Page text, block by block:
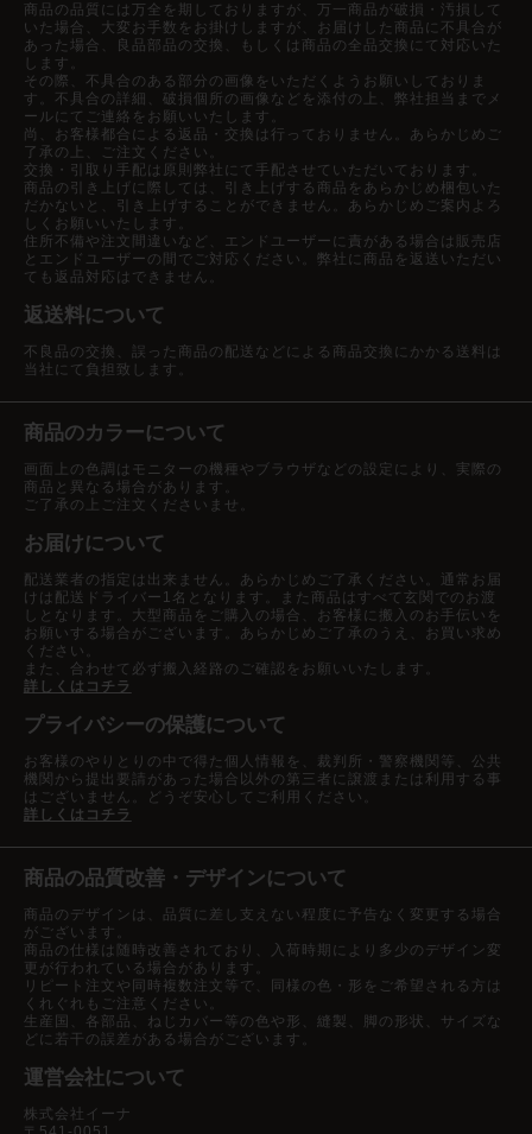
商品の品質には万全を期しておりますが、万一商品が破損・汚損して
いた場合、大変お手数をお掛けしますが、お届けした商品に不具合が
あった場合、良品部品の交換、もしくは商品の全品交換にて対応いた
します。
その際、不具合のある部分の画像をいただくようお願いしておりま
す。不具合の詳細、破損個所の画像などを添付の上、弊社担当までメ
ールにてご連絡をお願いいたします。
尚、お客様都合による返品・交換は行っておりません。あらかじめご
了承の上、ご注文ください。
交換・引取り手配は原則弊社にて手配させていただいております。
商品の引き上げに際しては、引き上げする商品をあらかじめ梱包いた
だかないと、引き上げすることができません。あらかじめご案内よろ
しくお願いいたします。
住所不備や注文間違いなど、エンドユーザーに責がある場合は販売店
とエンドユーザーの間でご対応ください。弊社に商品を返送いただい
ても返品対応はできません。
返送料について
不良品の交換、誤った商品の配送などによる商品交換にかかる送料は
当社にて負担致します。
商品のカラーについて
画面上の色調はモニターの機種やブラウザなどの設定により、実際の
商品と異なる場合があります。
ご了承の上ご注文くださいませ。
お届けについて
配送業者の指定は出来ません。あらかじめご了承ください。通常お届
けは配送ドライバー1名となります。また商品はすべて玄関でのお渡
しとなります。大型商品をご購入の場合、お客様に搬入のお手伝いを
お願いする場合がございます。あらかじめご了承のうえ、お買い求め
ください。
また、合わせて必ず搬入経路のご確認をお願いいたします。
詳しくはコチラ
プライバシーの保護について
お客様のやりとりの中で得た個人情報を、裁判所・警察機関等、公共
機関から提出要請があった場合以外の第三者に譲渡または利用する事
はございません。どうぞ安心してご利用ください。
詳しくはコチラ
商品の品質改善・デザインについて
商品のデザインは、品質に差し支えない程度に予告なく変更する場合
がございます。
商品の仕様は随時改善されており、入荷時期により多少のデザイン変
更が行われている場合があります。
リピート注文や同時複数注文等で、同様の色・形をご希望される方は
くれぐれもご注意ください。
生産国、各部品、ねじカバー等の色や形、縫製、脚の形状、サイズな
どに若干の誤差がある場合がございます。
運営会社について
株式会社イーナ